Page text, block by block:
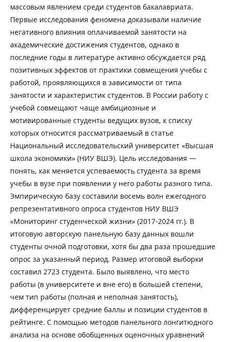
массовым явлением среди студентов бакалавриата.
Первые исследования феномена доказывали наличие
негативного влияния оплачиваемой занятости на
академические достижения студентов, однако в
последние годы в литературе активно обсуждается ряд
позитивных эффектов от практики совмещения учебы с
работой, проявляющихся в зависимости от типа
занятости и характеристик студентов. В России работу с
учебой совмещают чаще амбициозные и
мотивированные студенты ведущих вузов, к списку
которых относится рассматриваемый в статье
Национальный исследовательский университет «Высшая
школа экономики» (НИУ ВШЭ). Цель исследования —
понять, как меняется успеваемость студента за время
учебы в вузе при появлении у него работы разного типа.
Эмпирическую базу составили восемь волн ежегодного
репрезентативного опроса студентов НИУ ВШЭ
«Мониторинг студенческой жизни» (2017-2024 гг.). В
итоговую авторскую панельную базу данных вошли
студенты очной подготовки, хотя бы два раза прошедшие
опрос за указанный период. Размер итоговой выборки
составил 2723 студента. Было выявлено, что место
работы (в университете и вне его) в большей степени,
чем тип работы (полная и неполная занятость),
дифференцирует средние баллы и позиции студентов в
рейтинге. С помощью методов панельного лонгитюдного
анализа на основе обобщенных оценочных уравнений